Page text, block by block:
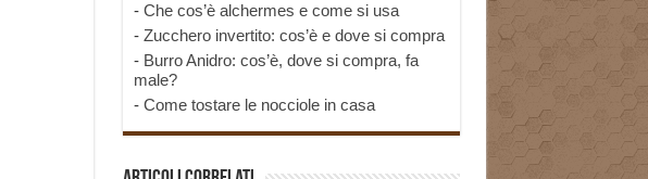
- Che cos’è alchermes e come si usa
- Zucchero invertito: cos’è e dove si compra
- Burro Anidro: cos’è, dove si compra, fa
male?
- Come tostare le nocciole in casa